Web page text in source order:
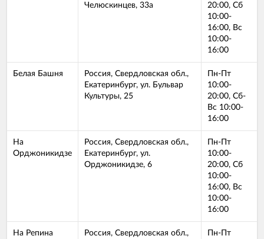
Челюскинцев, 33а
20:00, Сб
10:00-
16:00, Вс
10:00-
16:00
Белая Башня
Россия, Свердловская обл.,
Екатеринбург, ул. Бульвар
Культуры, 25
Пн-Пт
10:00-
20:00, Сб-
Вс 10:00-
16:00
На
Орджоникидзе
Россия, Свердловская обл.,
Екатеринбург, ул.
Орджоникидзе, 6
Пн-Пт
10:00-
20:00, Сб
10:00-
16:00, Вс
10:00-
16:00
На Репина
Россия, Свердловская обл.,
Пн-Пт